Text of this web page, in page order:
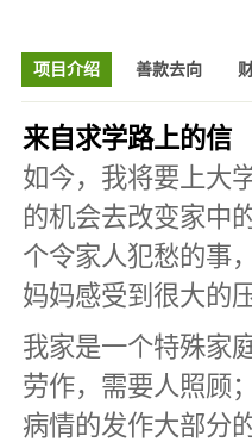
项目介绍 善款去向
来自求学路上的信
如今，我将要上大
的机会去改变家中
个令家人犯愁的事
妈妈感受到很大的压
我家是一个特殊家
劳作，需要人照顾
病情的发作大部分